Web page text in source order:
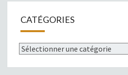
CATÉGORIES
Catégories